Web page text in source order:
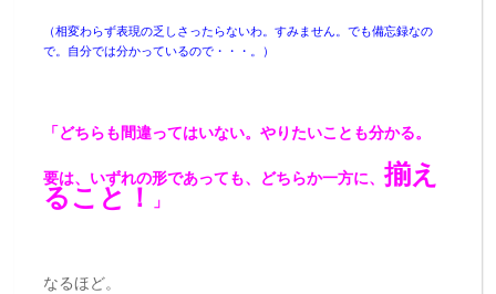
（相変わらず表現の乏しさったらないわ。すみません。でも備忘録なの
で。自分では分かっているので・・・。）
「どちらも間違ってはいない。やりたいことも分かる。
要は、いずれの形であっても、どちらか一方に、揃え
ること！ 」
なるほど。